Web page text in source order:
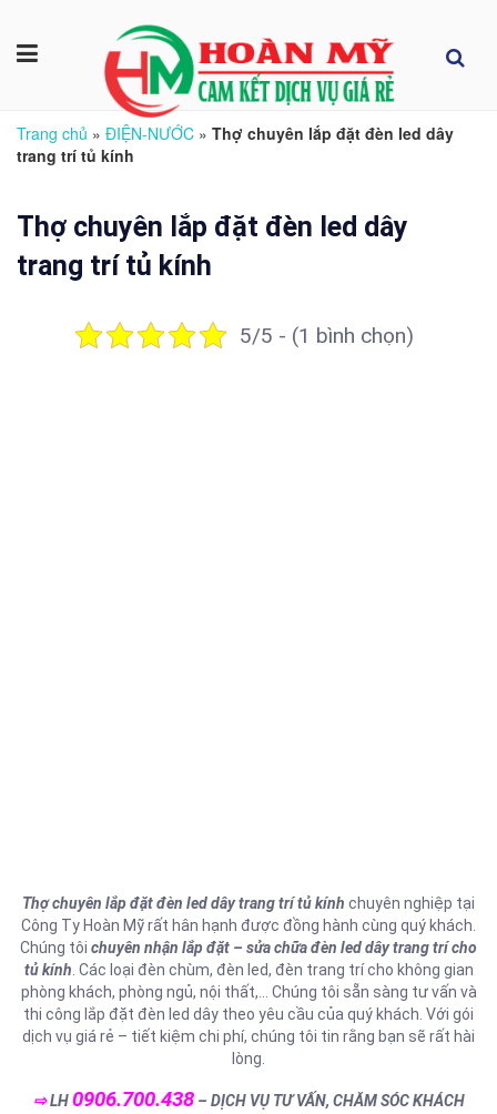
Trang chủ » ĐIỆN-NƯỚC » Thợ chuyên lắp đặt đèn led dây
trang trí tủ kính
Thợ chuyên lắp đặt đèn led dây
trang trí tủ kính
5/5 - (1 bình chọn)
Thợ chuyên lắp đặt đèn led dây trang trí tủ kính chuyên nghiệp tại
Công Ty Hoàn Mỹ rất hân hạnh được đồng hành cùng quý khách.
Chúng tôi chuyên nhận lắp đặt – sửa chữa đèn led dây trang trí cho
tủ kính . Các loại đèn chùm, đèn led, đèn trang trí cho không gian
phòng khách, phòng ngủ, nội thất,… Chúng tôi sẵn sàng tư vấn và
thi công lắp đặt đèn led dây theo yêu cầu của quý khách. Với gói
dịch vụ giá rẻ – tiết kiệm chi phí, chúng tôi tin rằng bạn sẽ rất hài
lòng.
⇨LH0906.700.438– DỊCH VỤ TƯ VẤN, CHĂM SÓC KHÁCH